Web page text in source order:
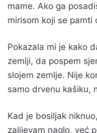
mame. Ako ga
mirisom koji se pamti
Pokazala mi je kako
zemlji, da pospem
slojem zemlje. Nije
samo drvenu kašiku,
Kad je bosiljak
zalijevam naglo, već